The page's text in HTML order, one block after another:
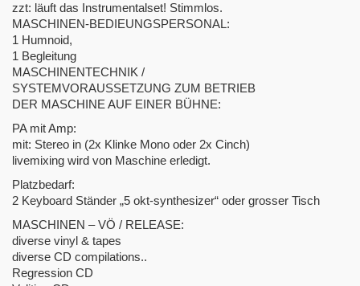
zzt: läuft das Instrumentalset! Stimmlos.
MASCHINEN-BEDIEUNGSPERSONAL:
1 Humnoid,
1 Begleitung
MASCHINENTECHNIK /
SYSTEMVORAUSSETZUNG ZUM BETRIEB
DER MASCHINE AUF EINER BÜHNE:
PA mit Amp:
mit: Stereo in (2x Klinke Mono oder 2x Cinch)
livemixing wird von Maschine erledigt.
Platzbedarf:
2 Keyboard Ständer „5 okt-synthesizer“ oder grosser Tisch
MASCHINEN – VÖ / RELEASE:
diverse vinyl & tapes
diverse CD compilations..
Regression CD